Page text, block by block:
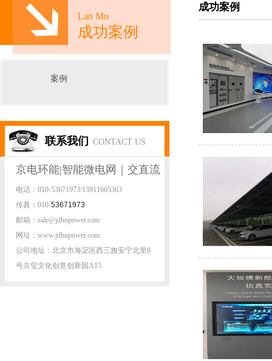
Lan Mu
成功案例
案例
联系我们 CONTACT US
京电环能|智能微电网｜交直流
微电网|源网荷动模实验平台
电话：010-53671973/13911605363
传真：010-53671973
邮箱：sale@jdhnpower.com
网址：www.jdhnpower.com
公司地址：北京市海淀区西三旗安宁北里8
号京玺文化创意创新园A15
成功案例